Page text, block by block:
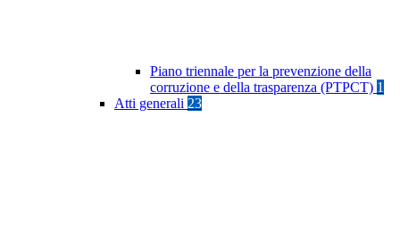
Piano triennale per la prevenzione della
corruzione e della trasparenza (PTPCT) 1
Atti generali 23